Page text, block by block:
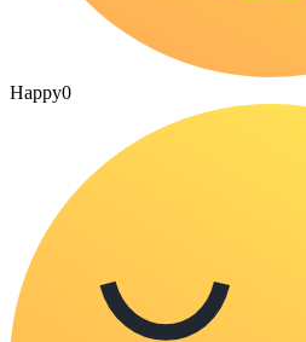
Happy0